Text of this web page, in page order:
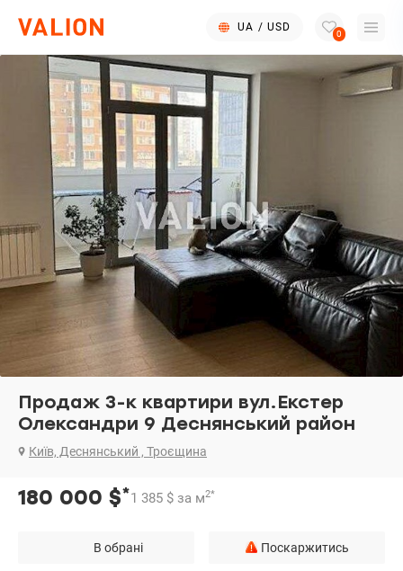
UA / USD
0
Продаж 3-к квартири вул.Екстер
Олександри 9 Деснянський район
Київ, Деснянський , Троєщина
180 000 $*1 385 $ за м2*
В обрані Поскаржитись